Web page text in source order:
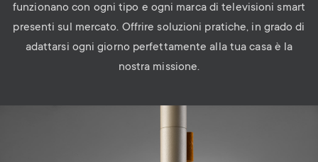
funzionano con ogni tipo e ogni marca ditelevisioni smart
presenti sul mercato. Offrire soluzioni pratiche, in grado di
adattarsi ogni giorno perfettamente alla tua casa è la
nostra missione.